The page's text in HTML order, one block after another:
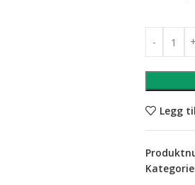
Legg